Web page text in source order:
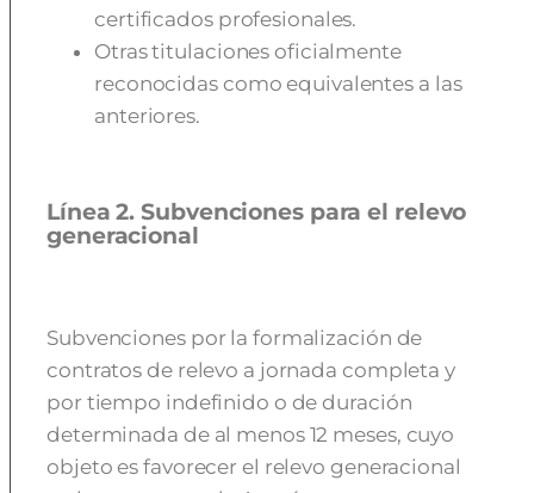
certificados profesionales.
Otras titulaciones oficialmente
reconocidas como equivalentes a las
anteriores.
Línea 2. Subvenciones para el relevo
generacional
Subvenciones por la formalización de
contratos de relevo a jornada completa y
por tiempo indefinido o de duración
determinada de al menos 12 meses, cuyo
objeto es favorecer el relevo generacional